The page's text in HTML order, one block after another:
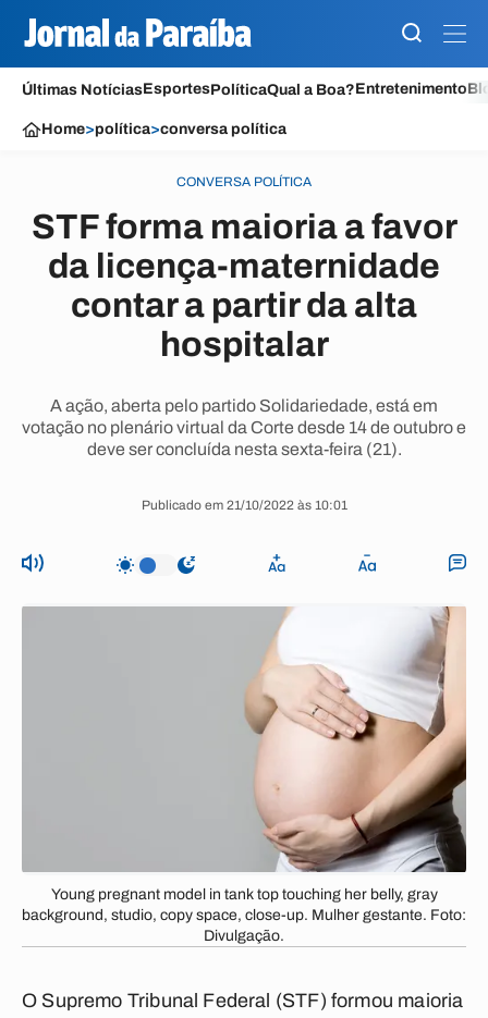
Últimas NotíciasEsportesPolíticaQual a Boa?Entretenimento
Home>política>conversa política
CONVERSA POLÍTICA
STF forma maioria a favor
da licença-maternidade
contar a partir da alta
hospitalar
A ação, aberta pelo partido Solidariedade, está em
votação no plenário virtual da Corte desde 14 de outubro e
deve ser concluída nesta sexta-feira (21).
Publicado em 21/10/2022 às 10:01
Young pregnant model in tank top touching her belly, gray
background, studio, copy space, close-up. Mulher gestante. Foto:
Divulgação.
O Supremo Tribunal Federal (STF) formou maioria